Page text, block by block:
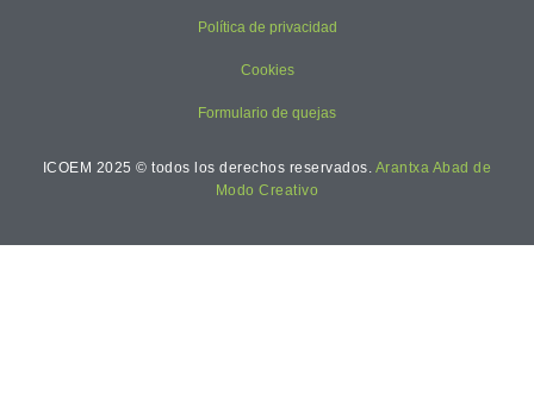
ICOEM 2025 © todos los derechos reservados. Arantxa Abad de
Modo Creativo
Formulario de quejas
Cookies
Política de privacidad